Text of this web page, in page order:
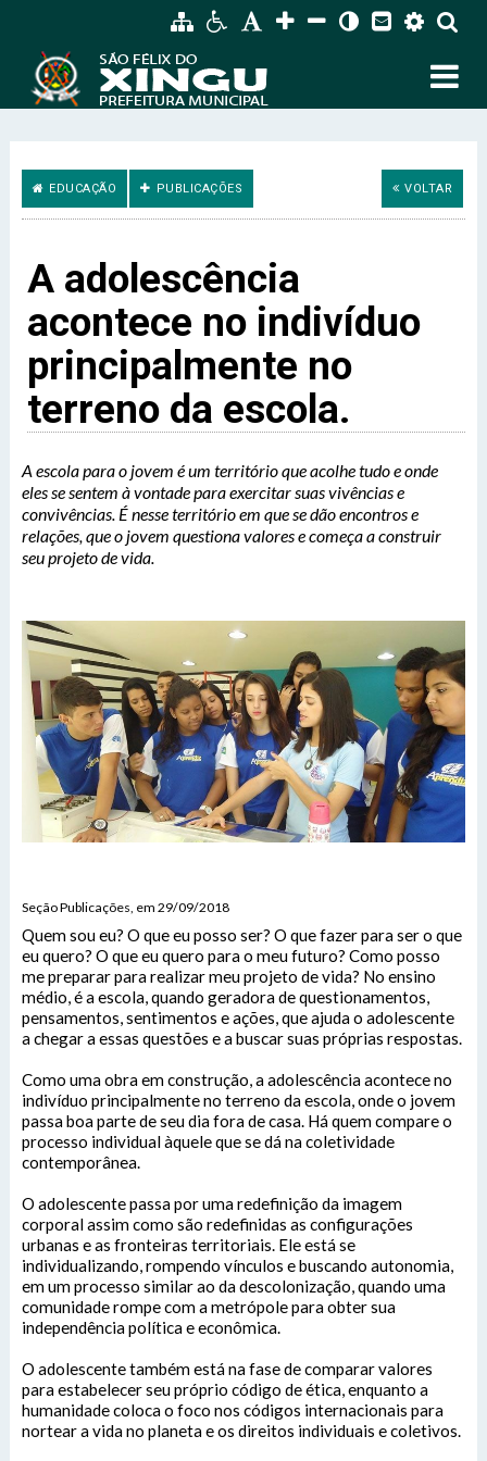
EDUCAÇÃO PUBLICAÇÕES VOLTAR
A adolescência
acontece no indivíduo
principalmente no
terreno da escola.
A escola para o jovem é um território que acolhe tudo e onde
eles se sentem à vontade para exercitar suas vivências e
convivências. É nesse território em que se dão encontros e
relações, que o jovem questiona valores e começa a construir
seu projeto de vida.
Seção Publicações, em 29/09/2018
Quem sou eu? O que eu posso ser? O que fazer para ser o que
eu quero? O que eu quero para o meu futuro? Como posso
me preparar para realizar meu projeto de vida? No ensino
médio, é a escola, quando geradora de questionamentos,
pensamentos, sentimentos e ações, que ajuda o adolescente
a chegar a essas questões e a buscar suas próprias respostas.
Como uma obra em construção, a adolescência acontece no
indivíduo principalmente no terreno da escola, onde o jovem
passa boa parte de seu dia fora de casa. Há quem compare o
processo individual àquele que se dá na coletividade
contemporânea.
O adolescente passa por uma redefinição da imagem
corporal assim como são redefinidas as configurações
urbanas e as fronteiras territoriais. Ele está se
individualizando, rompendo vínculos e buscando autonomia,
em um processo similar ao da descolonização, quando uma
comunidade rompe com a metrópole para obter sua
independência política e econômica.
O adolescente também está na fase de comparar valores
para estabelecer seu próprio código de ética, enquanto a
humanidade coloca o foco nos códigos internacionais para
nortear a vida no planeta e os direitos individuais e coletivos.